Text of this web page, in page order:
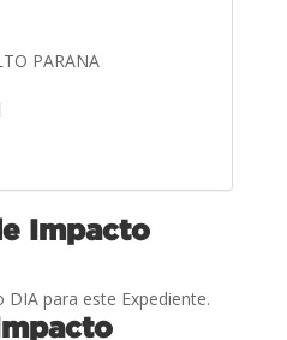
PARANA
Impacto
para este Expediente.